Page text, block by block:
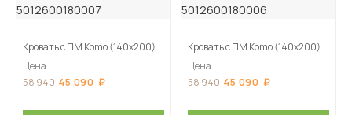
Кровать с ПМ Komo (140х200)
Цена
58 940 45 090
Кровать с ПМ Komo (140х200)
Цена
58 940 45 090